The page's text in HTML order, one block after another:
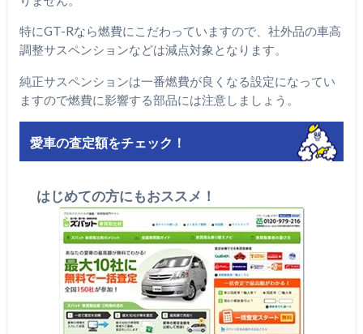
特にGT-Rなら燃費にこだわっていますので、社外品の車高
調整サスペンションなどは減点対象となります。
純正サスペンションは一番燃費が良くなる設定になってい
ますので燃費に影響する部品には注意しましょう。
愛車の査定額をチェック！
はじめての方にもおススメ！